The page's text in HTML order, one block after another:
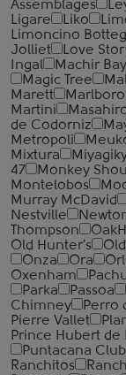
Assemblages
Ligare
Liko
Limoncino
Jolliet
Love
Ingal
Machir Bay
Magic Tree
Marett
Martini
de Codorniz
Metropoli
Mixtura
47
Monkey
Montelobos
Murray McDavid
Nestville
Thompson
Old Hunter's
Onza
Ora
Oxenham
Parka
Passoa
Chimney
Perro
Pierre Vallet
Prince Hubert de
Puntacana Club
Ranchitos